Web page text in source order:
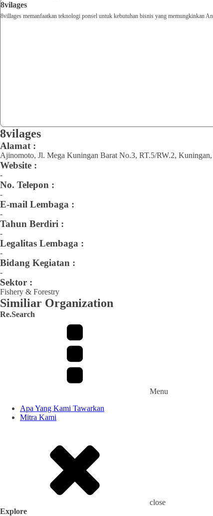
8vilages
8villages memanfaatkan teknologi ponsel untuk kebutuhan bisnis yang memungkinkan
8vilages
Alamat :
Ajinomoto, Jl. Mega Kuningan Barat No.3, RT.5/RW.2,
Website :
-
No. Telepon :
-
E-mail Lembaga :
-
Tahun Berdiri :
-
Legalitas Lembaga :
-
Bidang Kegiatan :
-
Sektor :
Fishery & Forestry
Similiar Organization
Re.Search
Menu
Apa Yang Kami Tawarkan
Mitra Kami
close
Explore